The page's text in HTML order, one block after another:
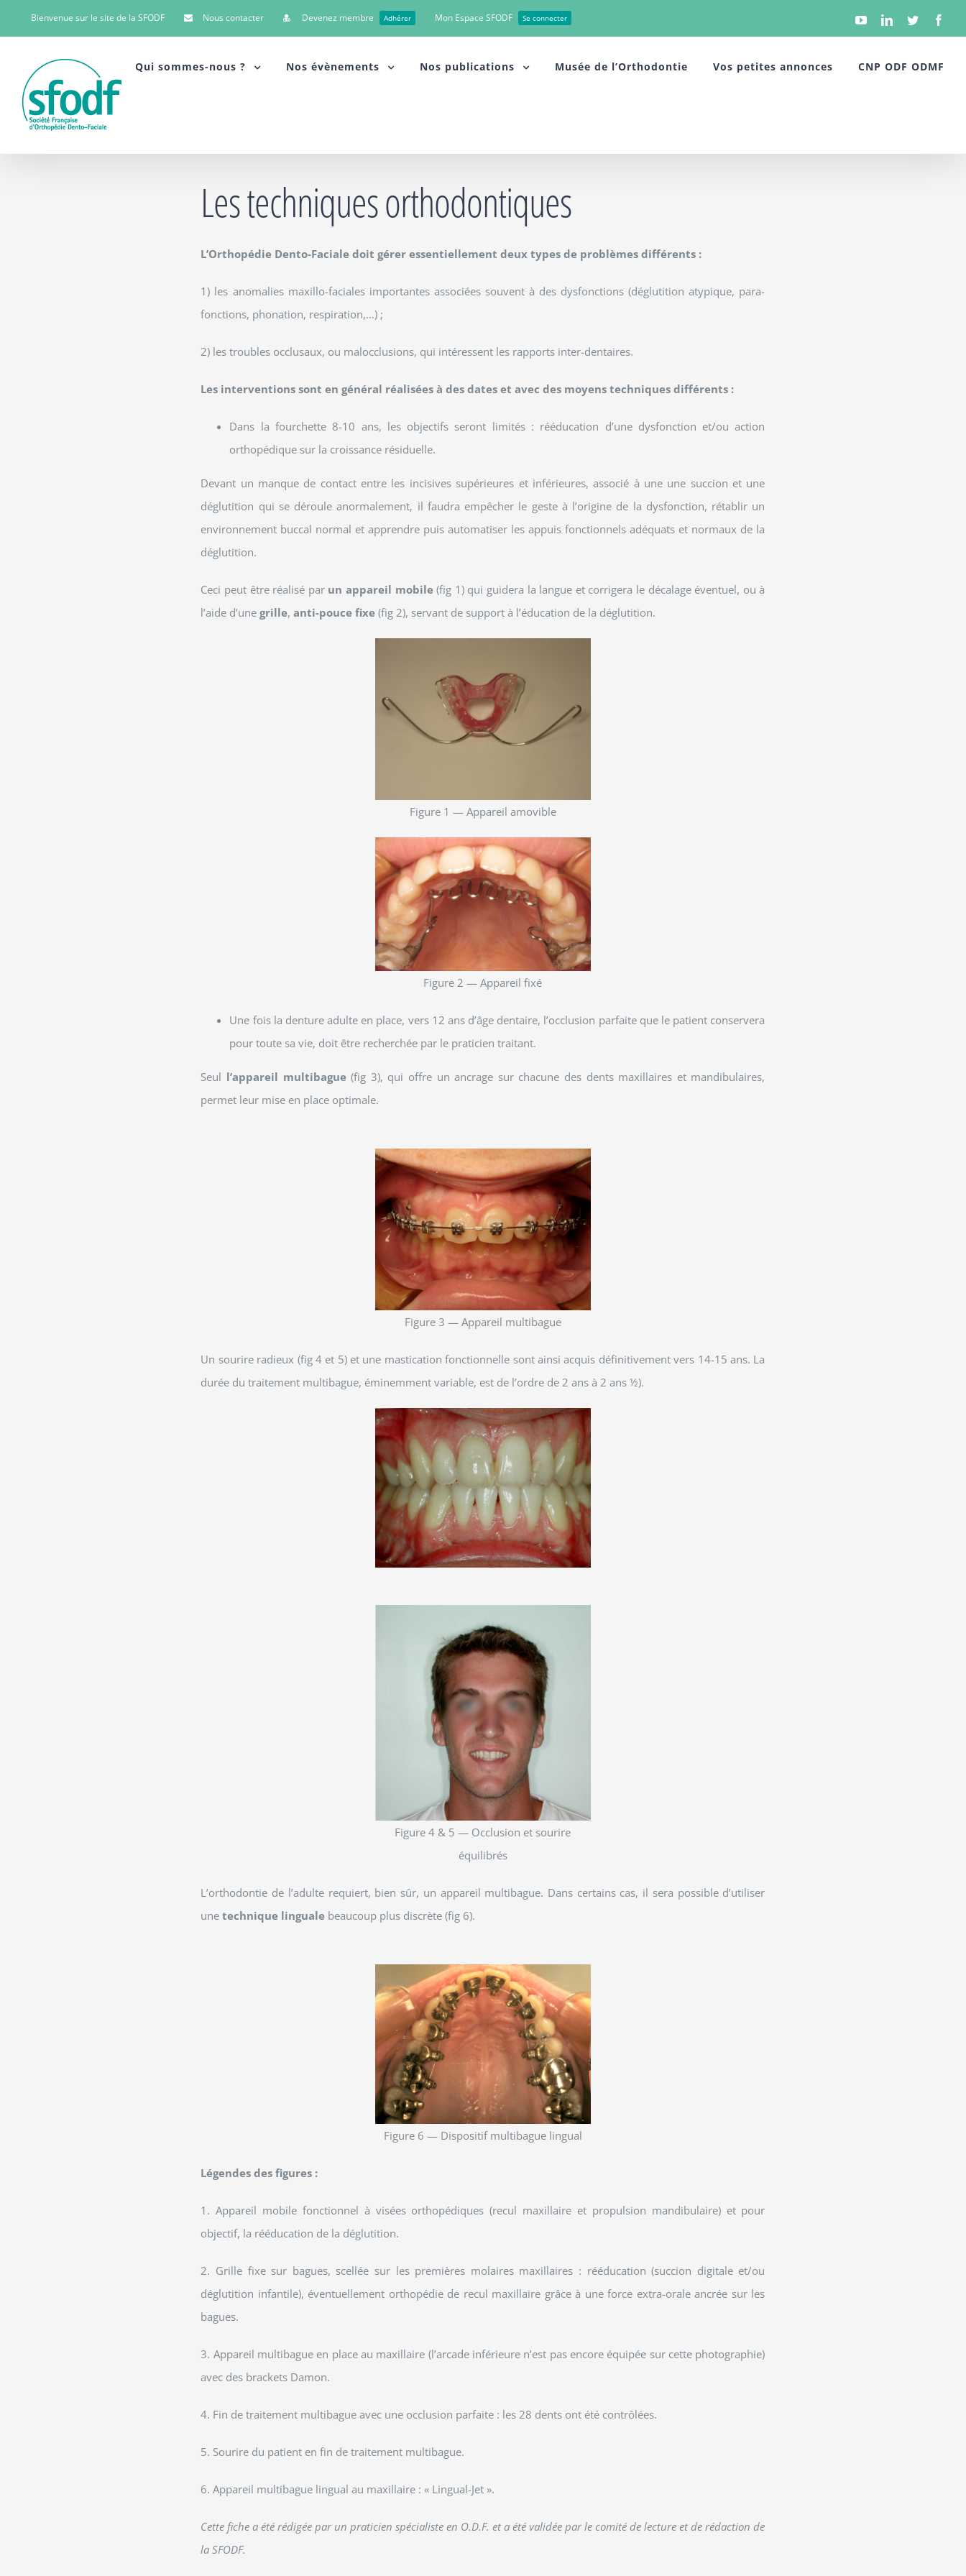
Bienvenue sur le site de la SFODF Nous contacter Devenez membre Adhérer Mon Espace SFODF Se connecter YouTubeLinkedinTwitter
Qui sommes-nous ? Nos évènements Nos publications Musée de l’Orthodontie Vos petites annonces CNP ODF ODMF
Les techniques orthodontiques
L’Orthopédie Dento-Faciale doit gérer essentiellement deux types de problèmes différents :
1) les anomalies maxillo-faciales importantes associées souvent à des dysfonctions (déglutition atypique, para-
fonctions, phonation, respiration,…) ;
2) les troubles occlusaux, ou malocclusions, qui intéressent les rapports inter-dentaires.
Les interventions sont en général réalisées à des dates et avec des moyens techniques différents :
Dans la fourchette 8-10 ans, les objectifs seront limités : rééducation d’une dysfonction et/ou action
orthopédique sur la croissance résiduelle.
Devant un manque de contact entre les incisives supérieures et inférieures, associé à une une succion et une
déglutition qui se déroule anormalement, il faudra empêcher le geste à l’origine de la dysfonction, rétablir un
environnement buccal normal et apprendre puis automatiser les appuis fonctionnels adéquats et normaux de la
déglutition.
Ceci peut être réalisé par un appareil mobile(fig 1) qui guidera la langue et corrigera le décalage éventuel, ou à
l’aide d’unegrille,anti-pouce fixe(fig 2), servant de support à l’éducation de la déglutition.
Figure 1 — Appareil amovible
Figure 2 — Appareil fixé
Une fois la denture adulte en place, vers 12 ans d’âge dentaire, l’occlusion parfaite que le patient conservera
pour toute sa vie, doit être recherchée par le praticien traitant.
Seul l’appareil multibague(fig 3), qui offre un ancrage sur chacune des dents maxillaires et mandibulaires,
permet leur mise en place optimale.
Figure 3 — Appareil multibague
Un sourire radieux (fig 4 et 5) et une mastication fonctionnelle sont ainsi acquis définitivement vers 14-15 ans. La
durée du traitement multibague, éminemment variable, est de l’ordre de 2 ans à 2 ans ½).
Figure 4 & 5 — Occlusion et sourire
équilibrés
L’orthodontie de l’adulte requiert, bien sûr, un appareil multibague. Dans certains cas, il sera possible d’utiliser
unetechnique linguale beaucoup plus discrète (fig 6).
Figure 6 — Dispositif multibague lingual
Légendes des figures :
1. Appareil mobile fonctionnel à visées orthopédiques (recul maxillaire et propulsion mandibulaire) et pour
objectif, la rééducation de la déglutition.
2. Grille fixe sur bagues, scellée sur les premières molaires maxillaires : rééducation (succion digitale et/ou
déglutition infantile), éventuellement orthopédie de recul maxillaire grâce à une force extra-orale ancrée sur les
bagues.
3. Appareil multibague en place au maxillaire (l’arcade inférieure n’est pas encore équipée sur cette photographie)
avec des brackets Damon.
4. Fin de traitement multibague avec une occlusion parfaite : les 28 dents ont été contrôlées.
5. Sourire du patient en fin de traitement multibague.
6. Appareil multibague lingual au maxillaire : « Lingual-Jet ».
Cette fiche a été rédigée par un praticien spécialiste en O.D.F. et a été validée par le comité de lecture et de rédaction de
la SFODF.